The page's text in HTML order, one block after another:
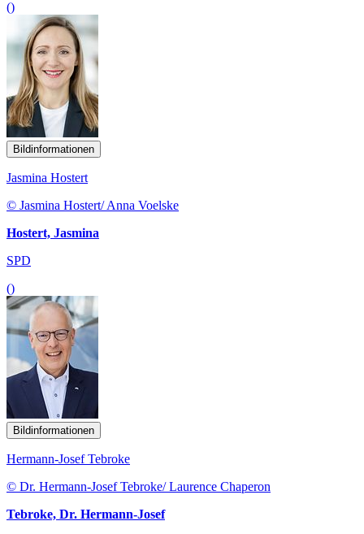
()
Bildinformationen
Jasmina Hostert
© Jasmina Hostert/ Anna Voelske
Hostert, Jasmina
SPD
()
Bildinformationen
Hermann-Josef Tebroke
© Dr. Hermann-Josef Tebroke/ Laurence Chaperon
Tebroke, Dr. Hermann-Josef